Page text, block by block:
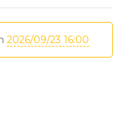
2026/09/23 16:00